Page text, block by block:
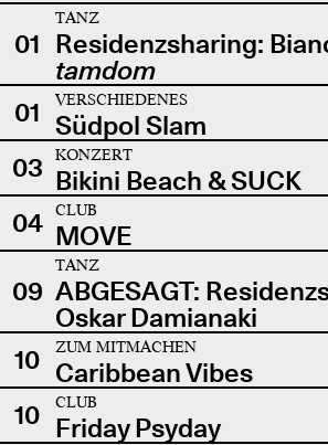
01
TANZ
Residenzsharing:
tamdom
01
VERSCHIEDENES
Südpol Slam
03
KONZERT
Bikini Beach & SUCK
04
CLUB
MOVE
09
TANZ
ABGESAGT:
Oskar Damianaki
10
ZUM MITMACHEN
Caribbean Vibes
10
CLUB
Friday Psyday